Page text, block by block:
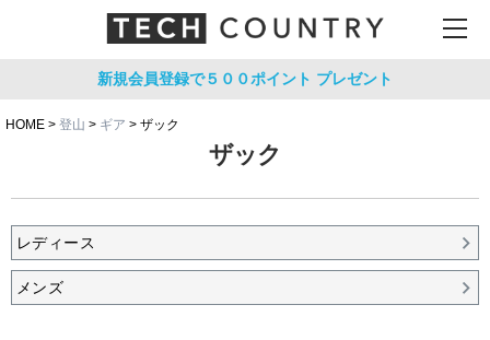
新規会員登録で５００ポイント プレゼント
HOME 登山 ギア ザック
ザック
レディース
メンズ